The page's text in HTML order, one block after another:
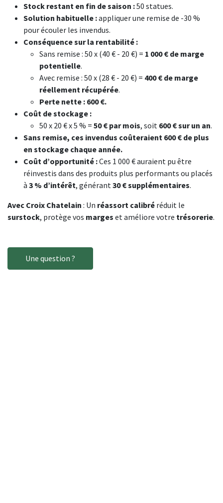
Stock restant en fin de saison :50 statues.
Solution habituelle :appliquer une remise de -30 %
pour écouler les invendus.
Conséquence sur la rentabilité :
Sans remise : 50 x (40 € - 20 €) = 1 000 € de marge
potentielle.
Avec remise : 50 x (28 € - 20 €) = 400 € de marge
réellement récupérée.
Perte nette : 600 €.
Coût de stockage :
50 x 20 € x 5 % = 50 € par mois, soit 600 € sur un an.
Sans remise, ces invendus coûteraient 600 € de plus
en stockage chaque année.
Coût d’opportunité :Ces 1 000 € auraient pu être
réinvestis dans des produits plus performants ou placés
à 3 % d’intérêt, générant 30 € supplémentaires.
Avec Croix Chatelain : Un réassort calibré réduit le
surstock, protège vos marges et améliore votre trésorerie.
Une question ?